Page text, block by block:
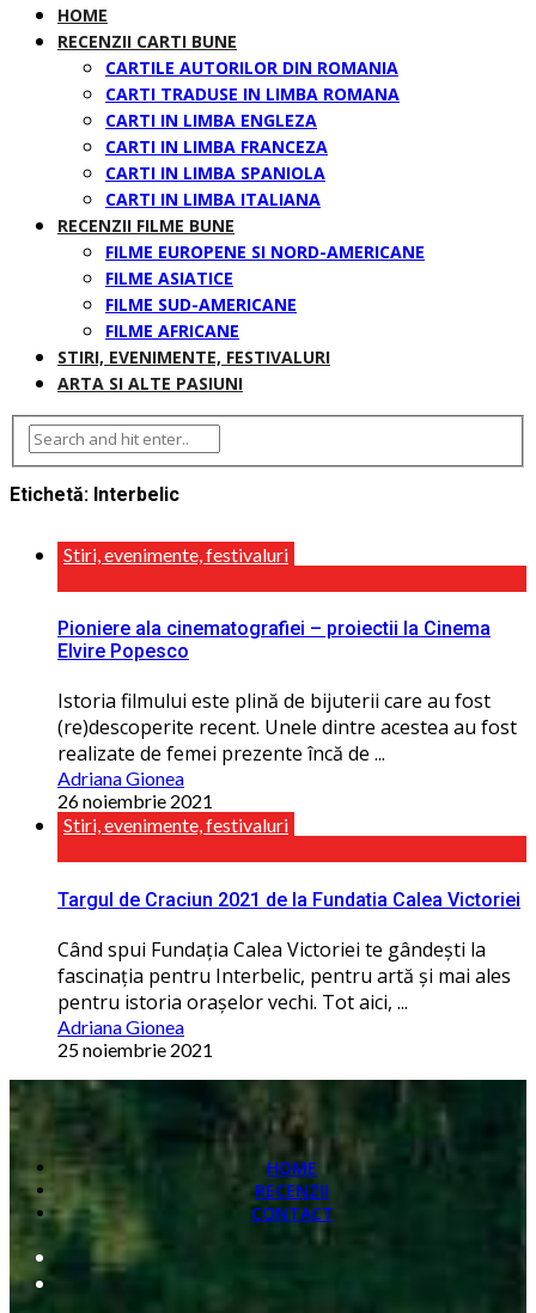
HOME
RECENZII CARTI BUNE
CARTILE AUTORILOR DIN ROMANIA
CARTI TRADUSE IN LIMBA ROMANA
CARTI IN LIMBA ENGLEZA
CARTI IN LIMBA FRANCEZA
CARTI IN LIMBA SPANIOLA
CARTI IN LIMBA ITALIANA
RECENZII FILME BUNE
FILME EUROPENE SI NORD-AMERICANE
FILME ASIATICE
FILME SUD-AMERICANE
FILME AFRICANE
STIRI, EVENIMENTE, FESTIVALURI
ARTA SI ALTE PASIUNI
Etichetă: Interbelic
Stiri, evenimente, festivaluri
Pioniere ala cinematografiei – proiectii la Cinema
Elvire Popesco
Istoria filmului este plină de bijuterii care au fost
(re)descoperite recent. Unele dintre acestea au fost
realizate de femei prezente încă de ...
Adriana Gionea
26 noiembrie 2021
Stiri, evenimente, festivaluri
Targul de Craciun 2021 de la Fundatia Calea Victoriei
Când spui Fundaţia Calea Victoriei te gândești la
fascinaţia pentru Interbelic, pentru artă și mai ales
pentru istoria orașelor vechi. Tot aici, ...
Adriana Gionea
25 noiembrie 2021
HOME
RECENZII
CONTACT